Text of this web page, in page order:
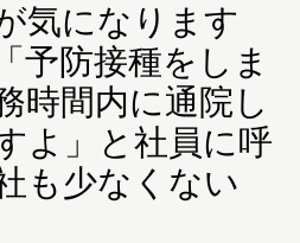
気になります
予防接種をしま
時間内に通院し
よ」と社員に呼
も少なくない